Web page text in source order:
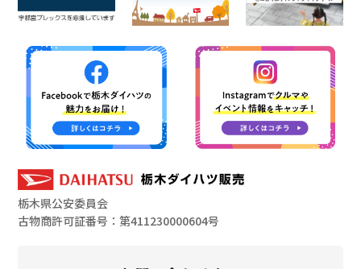
栃木県公安委員会
古物商許可証番号：第411230000604号